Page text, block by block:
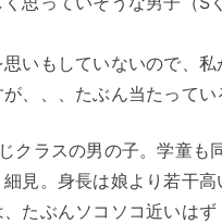
いもしていないので、私
、、、たぶん当たってい
クラスの男の子。学童も
見。身長は娘より若干高
たぶんソコソコ近いはず